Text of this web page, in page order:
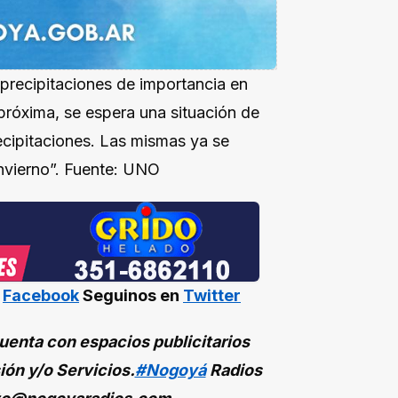
de importancia en
se espera una situación de
Las mismas ya se
Fuente: UNO
FacebookSeguinos en Twitter
con espacios publicitarios
y/o Servicios.#NogoyáRadios